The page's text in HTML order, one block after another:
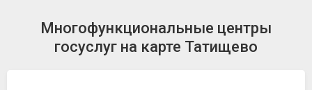
Многофункциональные центры
госуслуг на карте Татищево